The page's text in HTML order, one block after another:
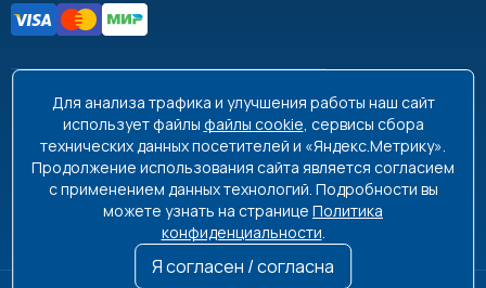
8 495 663-99-48
8 800 350-99-08
info@poolplanet.ru
г. Москва, проспект Мира, д. 61
Пн-Пт 9:00-18:00 Сб-Вс выходной
Для анализа трафика и улучшения работы наш сайт
использует файлы файлы cookie, сервисы сбора
технических данных посетителей и «Яндекс.Метрику».
Продолжение использования сайта является согласием
с применением данных технологий. Подробности вы
можете узнать на странице Политика
конфиденциальности.
Я согласен / согласна